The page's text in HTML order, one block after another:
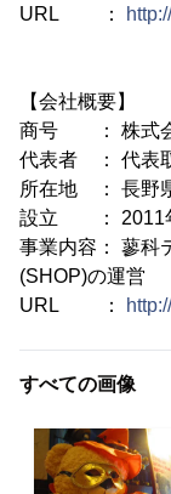
URL ：
【会社概要】
商号 ： 株式会
代表者 ： 代表
所在地 ： 長野
設立 ： 2011
事業内容： 蓼科
(SHOP)の運営
URL ：
すべての画像